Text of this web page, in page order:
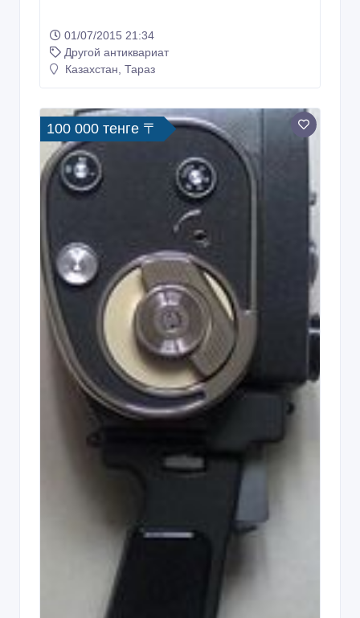
01/07/2015 21:34
Другой антиквариат
Казахстан, Тараз
100 000 тенге 〒